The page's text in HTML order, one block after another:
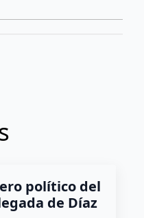
político del
de Díaz